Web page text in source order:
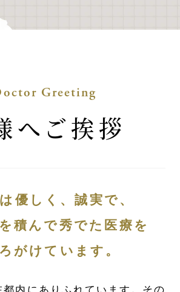
Greeting
へご挨拶
優しく、誠実で、
積んで秀でた医療を
がけています。